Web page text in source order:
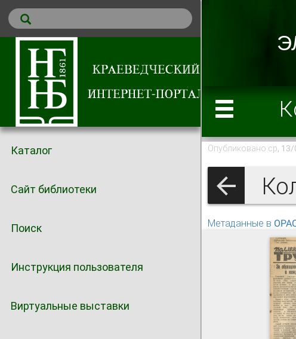
Каталог
Сайт библиотеки
Поиск
Инструкция пользователя
Виртуальные выставки
Опубликовано ср,
Метаданные в